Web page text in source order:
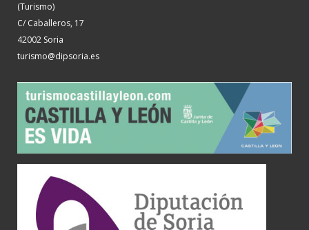
(Turismo)
C/ Caballeros, 17
42002 Soria
turismo@dipsoria.es